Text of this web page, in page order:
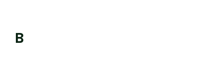
B